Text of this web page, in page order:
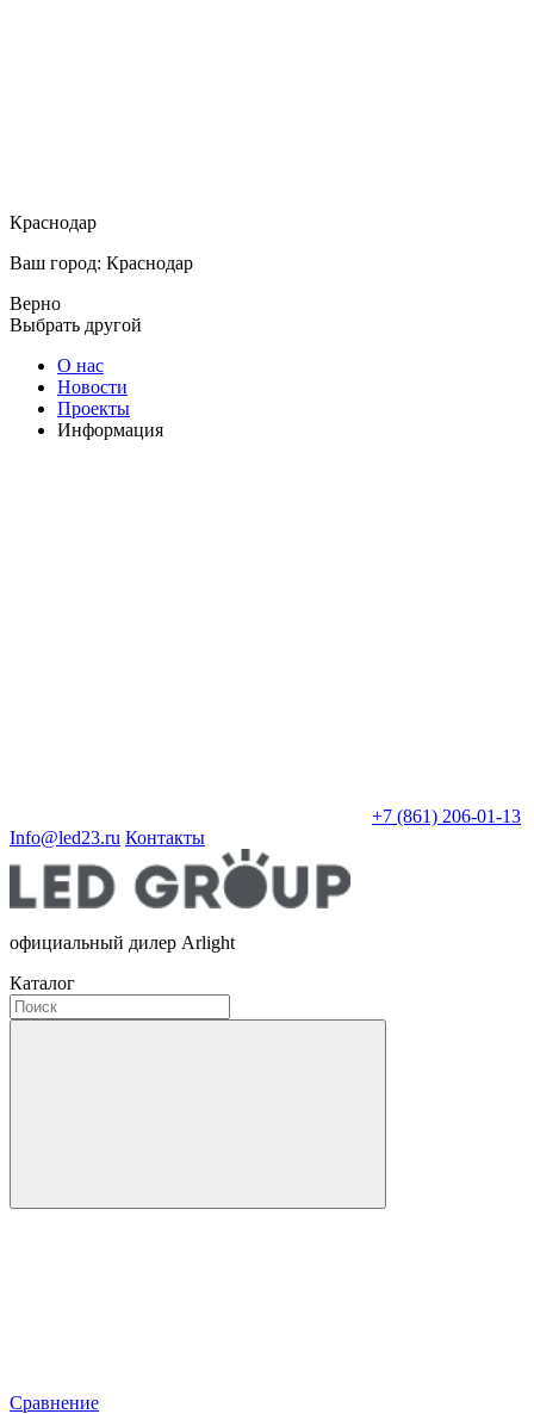
Краснодар
Ваш город: Краснодар
Верно
Выбрать другой
О нас
Новости
Проекты
Информация
+7 (861) 206-01-13
Info@led23.ru Контакты
официальный дилер Arlight
Каталог
Сравнение